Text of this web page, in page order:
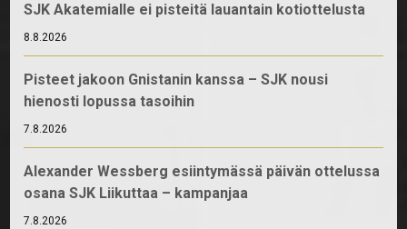
SJK Akatemialle ei pisteitä lauantain kotiottelusta
8.8.2026
Pisteet jakoon Gnistanin kanssa – SJK nousi
hienosti lopussa tasoihin
7.8.2026
Alexander Wessberg esiintymässä päivän ottelussa
osana SJK Liikuttaa – kampanjaa
7.8.2026